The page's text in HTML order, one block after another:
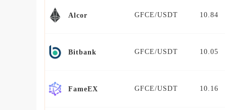
Alcor GFCE/USDT 10.84
Bitbank GFCE/USDT 10.05
FameEX GFCE/USDT 10.16